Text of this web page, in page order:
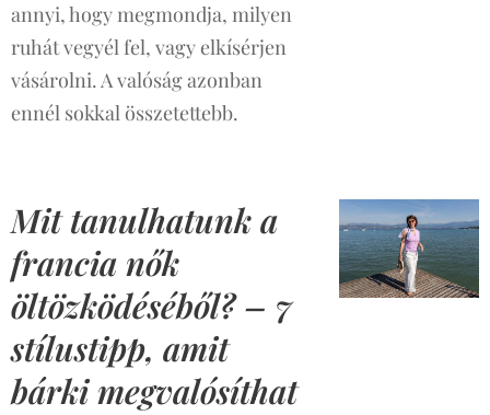
annyi, hogy megmondja, milyen
ruhát vegyél fel, vagy elkísérjen
vásárolni. A valóság azonban
ennél sokkal összetettebb.
Mit tanulhatunk a
francia nők
öltözködéséből? – 7
stílustipp, amit
bárki megvalósíthat